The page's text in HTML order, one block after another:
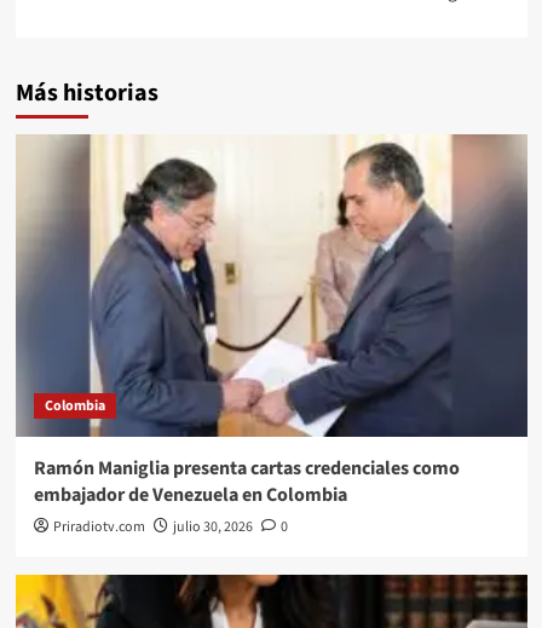
Más historias
Colombia
Ramón Maniglia presenta cartas credenciales como
embajador de Venezuela en Colombia
Priradiotv.com julio 30, 2026 0